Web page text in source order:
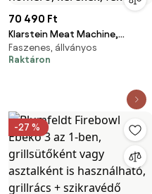
70 490 Ft
Klarstein Meat Machine,
faszenes grill, 45 x 32,5 cm,
hőmérő, kerekek, fekete
Faszenes, állványos
Raktáron
-27 %